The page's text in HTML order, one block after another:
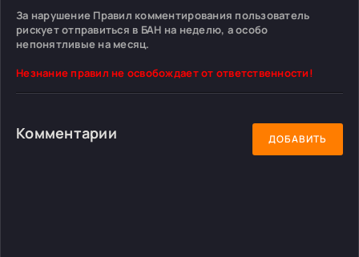
За нарушение Правил комментирования пользователь
рискует отправиться в БАН на неделю, а особо
непонятливые на месяц.
Незнание правил не освобождает от ответственности!
Комментарии ДОБАВИТЬ